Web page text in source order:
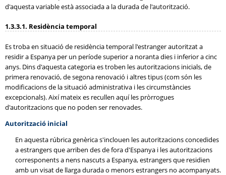
d'aquesta variable està associada a la durada de l'autorització.
1.3.3.1. Residència temporal
Es troba en situació de residència temporal l'estranger autoritzat a
residir a Espanya per un període superior a noranta dies i inferior a cinc
anys. Dins d'aquesta categoria es troben les autoritzacions inicials, de
primera renovació, de segona renovació i altres tipus (com són les
modificacions de la situació administrativa i les circumstàncies
excepcionals). Així mateix es recullen aquí les pròrrogues
d'autoritzacions que no poden ser renovades.
Autorització inicial
En aquesta rúbrica genèrica s'inclouen les autoritzacions concedides
a estrangers que arriben des de fora d'Espanya i les autoritzacions
corresponents a nens nascuts a Espanya, estrangers que residien
amb un visat de llarga durada o menors estrangers no acompanyats.